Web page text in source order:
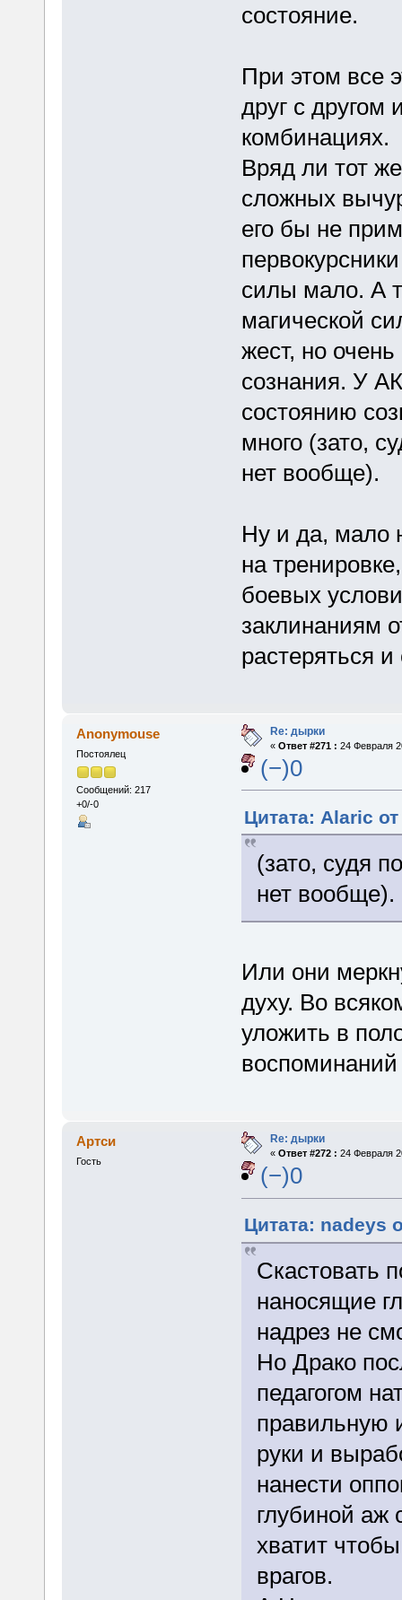
состояние.
При этом все
друг с другом
комбинациях.
Вряд ли тот
сложных
его бы не
силы мало. А
магической
жест, но
сознания. У
состоянию
много (зато,
нет вообще).
Ну и да, мало
на
боевых
заклинаниям
растеряться
Anonymouse
Постоялец
Сообщений: 217
+0/-0
Re: дырки
« Ответ #271 : 24 Февраля
(−)0
Цитата: Alaric
(зато, судя
нет вообще).
Или они
духу. Во
уложить в
Артси
Гость
Re: дырки
« Ответ #272 : 24 Февраля
(−)0
Цитата: nadeys
Скастовать
наносящие
надрез не
Но Драко
педагогом
правильную
руки и
нанести
глубиной аж
хватит
врагов.